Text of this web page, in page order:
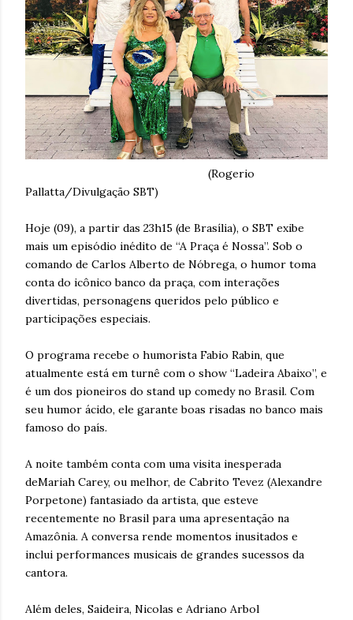
(Rogerio
Pallatta/Divulgação SBT)
Hoje (09), a partir das 23h15 (de Brasília), o SBT exibe
mais um episódio inédito de “A Praça é Nossa”. Sob o
comando de Carlos Alberto de Nóbrega, o humor toma
conta do icônico banco da praça, com interações
divertidas, personagens queridos pelo público e
participações especiais.
O programa recebe o humorista Fabio Rabin, que
atualmente está em turnê com o show “Ladeira Abaixo”, e
é um dos pioneiros do stand up comedy no Brasil. Com
seu humor ácido, ele garante boas risadas no banco mais
famoso do país.
A noite também conta com uma visita inesperada
deMariah Carey, ou melhor, de Cabrito Tevez (Alexandre
Porpetone) fantasiado da artista, que esteve
recentemente no Brasil para uma apresentação na
Amazônia. A conversa rende momentos inusitados e
inclui performances musicais de grandes sucessos da
cantora.
Além deles, Saideira, Nicolas e Adriano Arbol